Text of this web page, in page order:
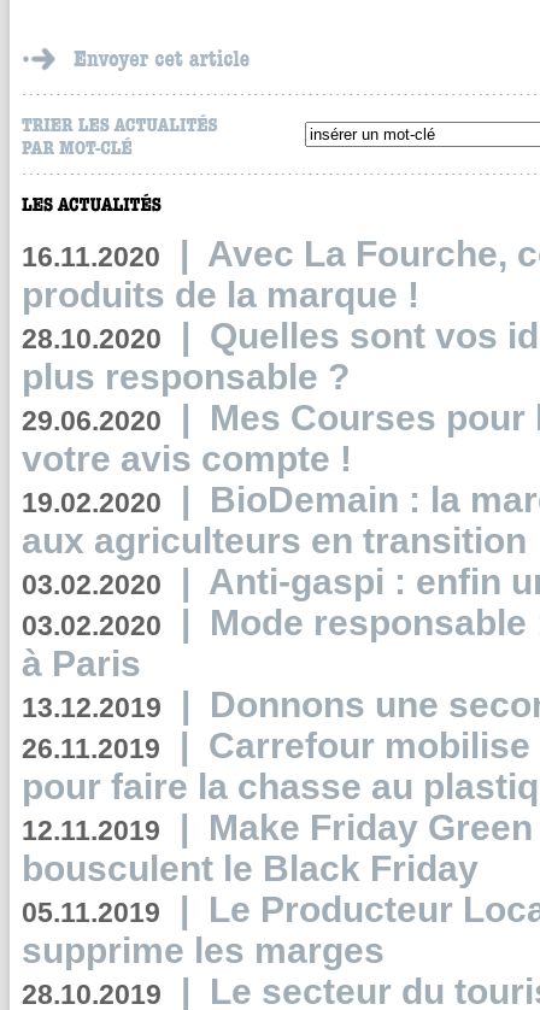
16.11.2020 | Avec La Fourche,
produits de la marque !
28.10.2020 | Quelles sont vos
plus responsable ?
29.06.2020 | Mes Courses pour
votre avis compte !
19.02.2020 | BioDemain : la
aux agriculteurs en transition
03.02.2020 | Anti-gaspi : enfin
03.02.2020 | Mode
à Paris
13.12.2019 | Donnons une
26.11.2019 | Carrefour
pour faire la chasse au
12.11.2019 | Make Friday
bousculent le Black Friday
05.11.2019 | Le Producteur
supprime les marges
28.10.2019 | Le secteur du